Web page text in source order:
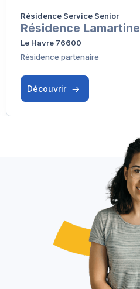
Résidence Service Senior
Résidence Lamartine
Le Havre 76600
Résidence partenaire
Découvrir